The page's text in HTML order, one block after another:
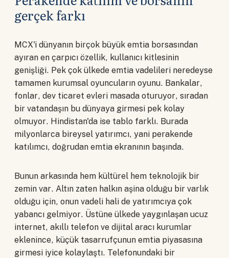
gerçek farkı
MCX'i dünyanın birçok büyük emtia borsasından
ayıran en çarpıcı özellik, kullanıcı kitlesinin
genişliği. Pek çok ülkede emtia vadelileri neredeyse
tamamen kurumsal oyuncuların oyunu. Bankalar,
fonlar, dev ticaret evleri masada oturuyor, sıradan
bir vatandaşın bu dünyaya girmesi pek kolay
olmuyor. Hindistan'da ise tablo farklı. Burada
milyonlarca bireysel yatırımcı, yani perakende
katılımcı, doğrudan emtia ekranının başında.
Bunun arkasında hem kültürel hem teknolojik bir
zemin var. Altın zaten halkın aşina olduğu bir varlık
olduğu için, onun vadeli hali de yatırımcıya çok
yabancı gelmiyor. Üstüne ülkede yaygınlaşan ucuz
internet, akıllı telefon ve dijital aracı kurumlar
eklenince, küçük tasarrufçunun emtia piyasasına
girmesi iyice kolaylaştı. Telefonundaki bir